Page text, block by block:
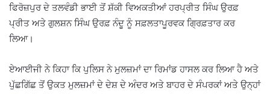
ਫਿਰੋਜ਼ਪੁਰ ਦੇ ਤਲਵੰਡੀ ਭਾਈ ਤੋਂ ਸ਼ੱਕੀ ਵਿਅਕਤੀਆਂ ਹਰਪ੍ਰੀਤ ਸਿੰਘ ਉਰਫ਼
ਪ੍ਰੀਤ ਅਤੇ ਗੁਲਸ਼ਨ ਸਿੰਘ ਉਰਫ਼ ਨੰਦੂ ਨੂੰ ਸਫ਼ਲਤਾਪੂਰਵਕ ਗ੍ਰਿਫ਼ਤਾਰ ਕਰ
ਲਿਆ।
ਏਆਈਜੀ ਨੇ ਕਿਹਾ ਕਿ ਪੁਲਿਸ ਨੇ ਮੁਲਜ਼ਮਾਂ ਦਾ ਰਿਮਾਂਡ ਹਾਸਲ ਕਰ ਲਿਆ ਹੈ ਅਤੇ
ਪੁੱਛਗਿੱਛ ਤੋਂ ਉਕਤ ਮੁਲਜ਼ਮਾਂ ਦੇ ਦੇਸ਼ ਦੇ ਅੰਦਰ ਅਤੇ ਬਾਹਰ ਦੇ ਸੰਪਰਕਾਂ ਅਤੇ ਉਨ੍ਹਾਂ